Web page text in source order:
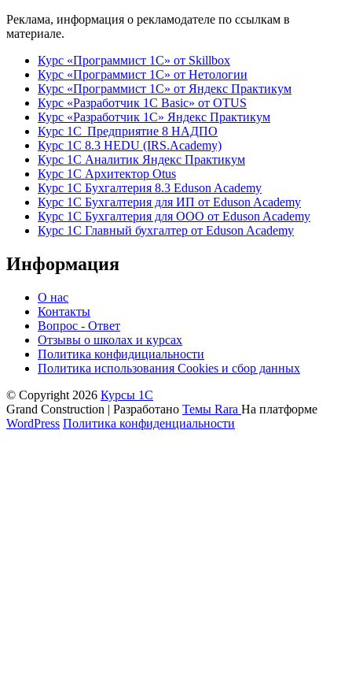
Реклама, информация о рекламодателе по ссылкам в
материале.
Курс «Программист 1С» от Skillbox
Курс «Программист 1С» от Нетологии
Курс «Программист 1С» от Яндекс Практикум
Курс «Разработчик 1С Basic» от OTUS
Курс «Разработчик 1С» Яндекс Практикум
Курс 1С Предприятие 8 НАДПО
Курс 1С 8.3 HEDU (IRS.Academy)
Курс 1С Аналитик Яндекс Практикум
Курс 1С Архитектор Otus
Курс 1С Бухгалтерия 8.3 Eduson Academy
Курс 1С Бухгалтерия для ИП от Eduson Academy
Курс 1С Бухгалтерия для ООО от Eduson Academy
Курс 1С Главный бухгалтер от Eduson Academy
Информация
О нас
Контакты
Вопрос - Ответ
Отзывы о школах и курсах
Политика конфидициальности
Политика использования Cookies и сбор данных
© Copyright 2026 Курсы 1С
Grand Construction | Разработано Темы Rara На платформе
WordPress Политика конфиденциальности